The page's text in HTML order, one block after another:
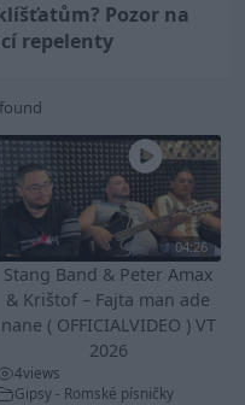
Pozor na
repelenty
04:26
Stang Band & Peter Amax
& Krištof – Fajta man ade
nane ( OFFICIALVIDEO ) VT
2026
4views
Gipsy - Romské písničky